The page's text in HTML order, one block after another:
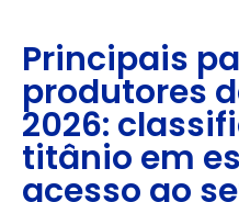
Principais
produtores
2026:
titânio em
acesso ao